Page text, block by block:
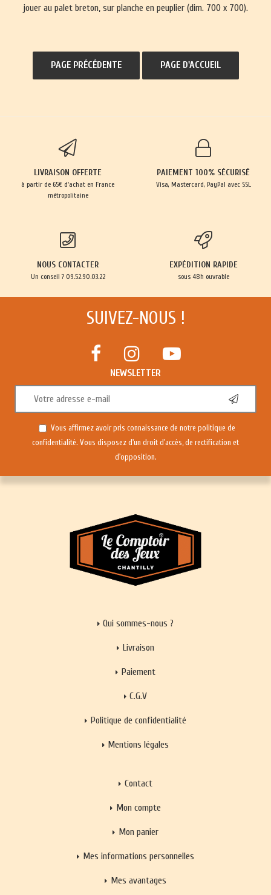
jouer au palet breton, sur planche en peuplier (dim. 700 x 700).
LIVRAISON OFFERTE
à partir de 65€ d'achat en France
métropolitaine
PAIEMENT 100% SÉCURISÉ
Visa, Mastercard, PayPal avec SSL
NOUS CONTACTER
Un conseil ? 09.52.90.03.22
EXPÉDITION RAPIDE
sous 48h ouvrable
SUIVEZ-NOUS !
NEWSLETTER
Vous affirmez avoir pris connaissance de notre politique de
confidentialité. Vous disposez d'un droit d'accès, de rectification et
d'opposition.
Qui sommes-nous ?
Livraison
Paiement
C.G.V
Politique de confidentialité
Mentions légales
Contact
Mon compte
Mon panier
Mes informations personnelles
Mes avantages